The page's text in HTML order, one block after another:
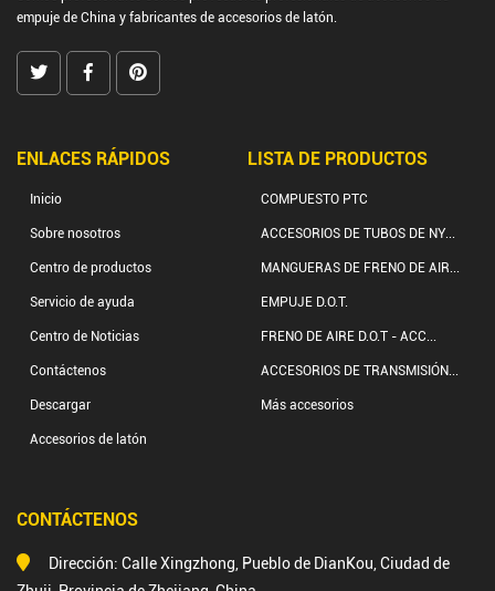
empuje de China y fabricantes de accesorios de latón.
ENLACES RÁPIDOS
Inicio
Sobre nosotros
Centro de productos
Servicio de ayuda
Centro de Noticias
Contáctenos
Descargar
Accesorios de latón
LISTA DE PRODUCTOS
COMPUESTO PTC
ACCESORIOS DE TUBOS DE NY...
MANGUERAS DE FRENO DE AIR...
EMPUJE D.O.T.
FRENO DE AIRE D.O.T - ACC...
ACCESORIOS DE TRANSMISIÓN...
Más accesorios
CONTÁCTENOS
Dirección: Calle Xingzhong, Pueblo de DianKou, Ciudad de